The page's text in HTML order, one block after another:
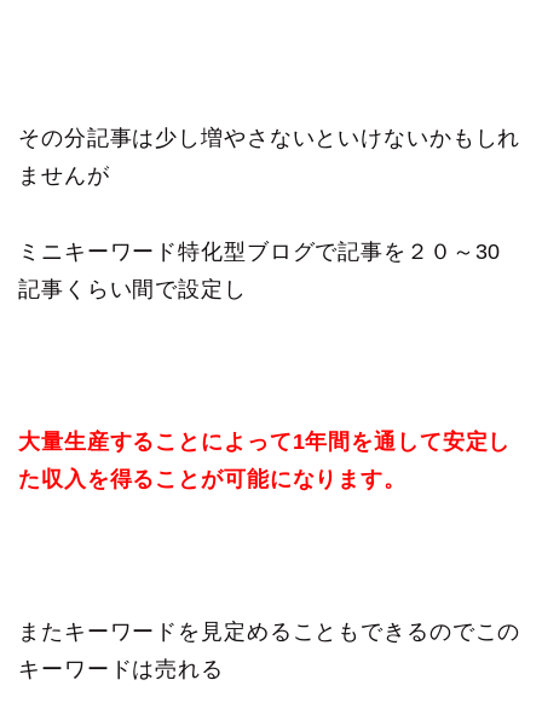
その分記事は少し増やさないといけないかもしれ
ませんが
ミニキーワード特化型ブログで記事を２０～30
記事くらい間で設定し
大量生産することによって1年間を通して安定し
た収入を得ることが可能になります。
またキーワードを見定めることもできるのでこの
キーワードは売れる